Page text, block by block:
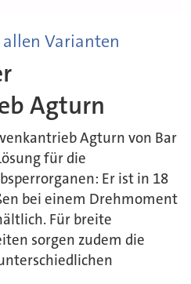
Varianten
Agturn
Agturn von Bar
für die
Er ist in 18
bei einem Drehmoment
Für breite
sorgen zudem die